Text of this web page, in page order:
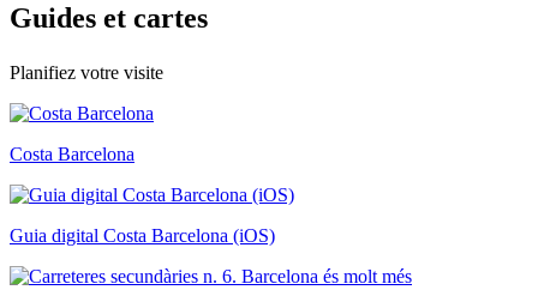
Guides et cartes
Planifiez votre visite
Costa Barcelona
Guia digital Costa Barcelona (iOS)